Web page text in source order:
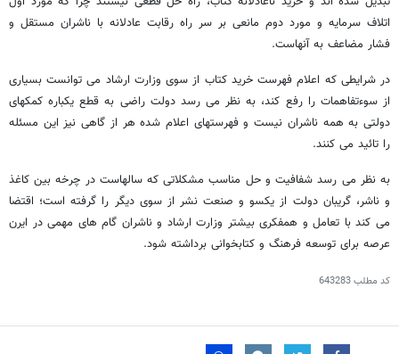
اتلاف سرمایه و مورد دوم مانعی بر سر راه رقابت عادلانه با ناشران مستقل و
فشار مضاعف به آنهاست.
در شرایطی که اعلام فهرست خرید کتاب از سوی وزارت ارشاد می توانست بسیاری
از سوءتفاهمات را رفع کند، به نظر می رسد دولت راضی به قطع یکباره کمکهای
دولتی به همه ناشران نیست و فهرستهای اعلام شده هر از گاهی نیز این مسئله
را تائید می کنند.
به نظر می رسد شفافیت و حل مناسب مشکلاتی که سالهاست در چرخه بین کاغذ
و ناشر، گریبان دولت از یکسو و صنعت نشر از سوی دیگر را گرفته است؛ اقتضا
می کند با تعامل و همفکری بیشتر وزارت ارشاد و ناشران گام های مهمی در ایرن
عرصه برای توسعه فرهنگ و کتابخوانی برداشته شود.
کد مطلب643283